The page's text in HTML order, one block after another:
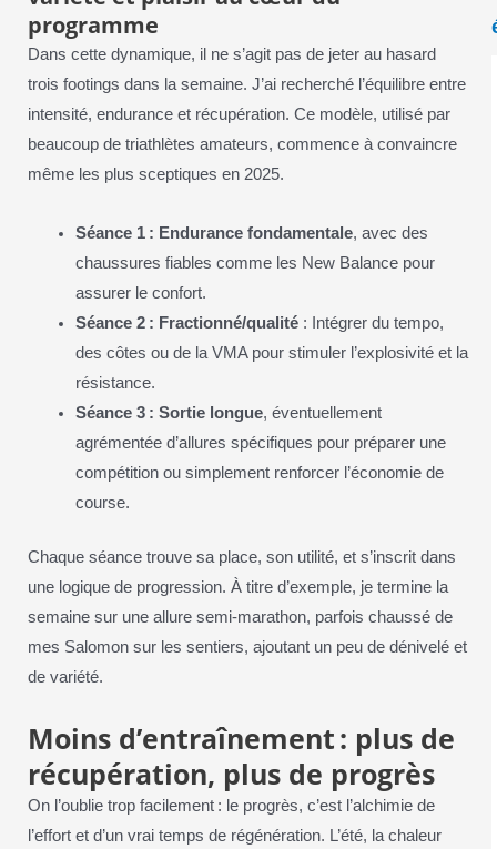
programme
Dans cette dynamique, il ne s’agit pas de jeter au hasard
trois footings dans la semaine. J’ai recherché l’équilibre entre
intensité, endurance et récupération. Ce modèle, utilisé par
beaucoup de triathlètes amateurs, commence à convaincre
même les plus sceptiques en 2025.
Séance 1 : Endurance fondamentale, avec des
chaussures fiables comme les New Balance pour
assurer le confort.
Séance 2 : Fractionné/qualité : Intégrer du tempo,
des côtes ou de la VMA pour stimuler l’explosivité et la
résistance.
Séance 3 : Sortie longue, éventuellement
agrémentée d’allures spécifiques pour préparer une
compétition ou simplement renforcer l’économie de
course.
Chaque séance trouve sa place, son utilité, et s’inscrit dans
une logique de progression. À titre d’exemple, je termine la
semaine sur une allure semi-marathon, parfois chaussé de
mes Salomon sur les sentiers, ajoutant un peu de dénivelé et
de variété.
Moins d’entraînement : plus de
récupération, plus de progrès
On l’oublie trop facilement : le progrès, c’est l’alchimie de
l’effort et d’un vrai temps de régénération. L’été, la chaleur